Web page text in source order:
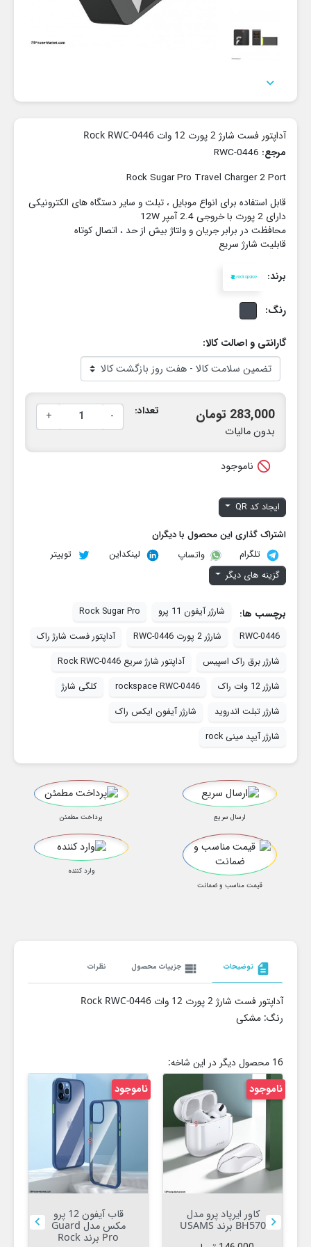

آداپتور فست شارژ 2 پورت 12 وات Rock RWC-0446
مرجع:
Rock Sugar Pro Travel Charger 2 Port
قابل استفاده برای انواع موبایل ، تبلت و سایر دستگاه های الکترونیکی
دارای 2 پورت با خروجی 2.4 آمپر 12W
محافظت در برابر جریان و ولتاژ بیش از حد ، اتصال کوتاه
قابلیت شارژ سریع
برند:
رنگ:
گارانتی و اصالت کالا:
283,000 تومان
بدون مالیات
تعداد: -
+
 ناموجود
ایجاد کد QR
اشتراک گذاری این محصول با دیگران
تلگرام
واتساپ لینکداین
توییتر
گزینه های دیگر
برچسب ها: شارژر آیفون 11 پرو
Rock Sugar Pro
RWC-0446
شارژر 2 پورت RWC-0446
آداپتور فست شارژ راک
شارژر برق راک اسپیس
آداپتور شارژ سریع Rock RWC-0446
شارژر 12 وات راک
rockspace RWC-0446
کلگی شارژ
شارژر تبلت اندروید
شارژر آیفون ایکس راک
شارژر آیپد مینی rock
ارسال سریع پرداخت مطمئن
قیمت مناسب و ضمانت
وارد کننده
description توضیحات view_list جزییات محصول نظرات
آداپتور فست شارژ 2 پورت 12 وات Rock RWC-0446
رنگ: مشکی
16 محصول دیگر در این شاخه:

کاور ایرپاد پرو مدل
BH570 برند USAMS
ناموجود
قاب آیفون 12 پرو
مکس مدل Guard
Pro برند Rock
ناموجود
